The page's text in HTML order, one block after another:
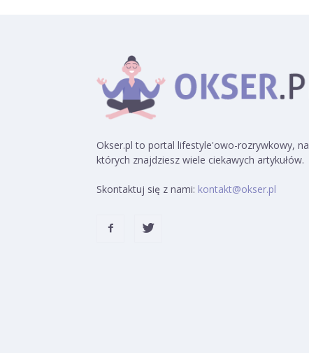
Okser.pl to portal lifestyle'owo-rozrywkowy, na
których znajdziesz wiele ciekawych artykułów.
Skontaktuj się z nami: kontakt@okser.pl